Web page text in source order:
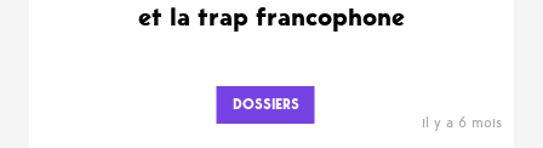
et la trap francophone
DOSSIERS
il y a 6 mois